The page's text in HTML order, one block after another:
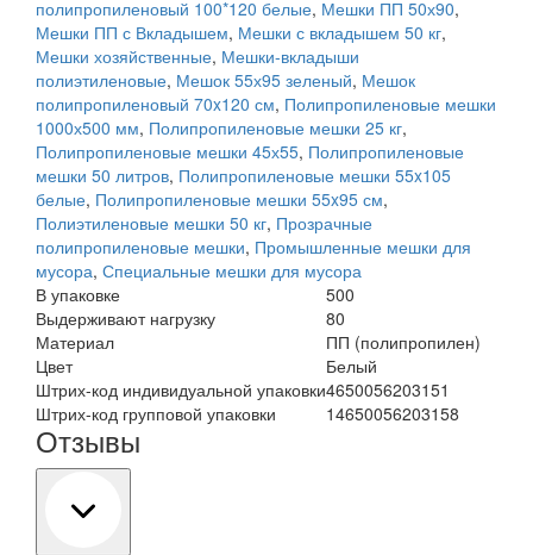
полипропиленовый 100*120 белые, Мешки ПП 50х90,
Мешки ПП с Вкладышем, Мешки с вкладышем 50 кг,
Мешки хозяйственные, Мешки-вкладыши
полиэтиленовые, Мешок 55х95 зеленый, Мешок
полипропиленовый 70x120 см, Полипропиленовые мешки
1000х500 мм, Полипропиленовые мешки 25 кг,
Полипропиленовые мешки 45х55, Полипропиленовые
мешки 50 литров, Полипропиленовые мешки 55x105
белые, Полипропиленовые мешки 55x95 см,
Полиэтиленовые мешки 50 кг, Прозрачные
полипропиленовые мешки, Промышленные мешки для
мусора, Специальные мешки для мусора
В упаковке
500
Выдерживают нагрузку
80
Материал
ПП (полипропилен)
Цвет
Белый
Штрих-код индивидуальной упаковки4650056203151
Штрих-код групповой упаковки
14650056203158
Отзывы